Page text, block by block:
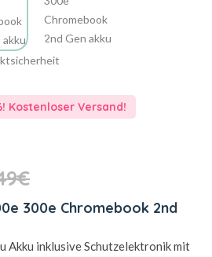
Kostenloser Versand!
300e Chromebook 2nd
Akku inklusive Schutzelektronik mit